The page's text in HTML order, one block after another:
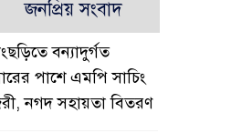
জনপ্রিয় সংবাদ
বন্যাদুর্গত
পাশে এমপি সাচিং
নগদ সহায়তা বিতরণ